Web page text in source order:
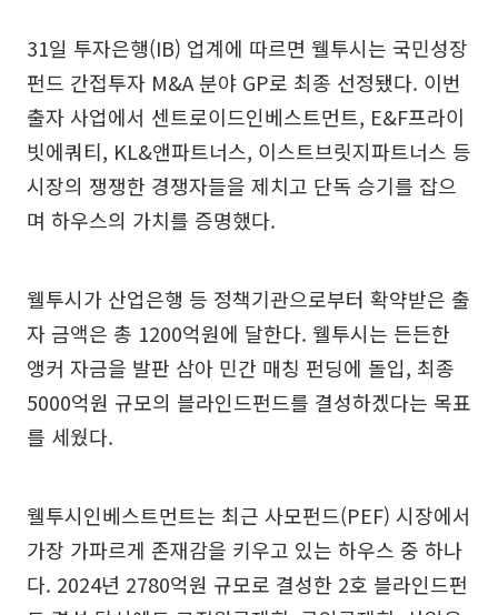
31일 투자은행(IB) 업계에 따르면 웰투시는 국민성장
펀드 간접투자 M&A 분야 GP로 최종 선정됐다. 이번
출자 사업에서 센트로이드인베스트먼트, E&F프라이
빗에쿼티, KL&앤파트너스, 이스트브릿지파트너스 등
시장의 쟁쟁한 경쟁자들을 제치고 단독 승기를 잡으
며 하우스의 가치를 증명했다.
웰투시가 산업은행 등 정책기관으로부터 확약받은 출
자 금액은 총 1200억원에 달한다. 웰투시는 든든한
앵커 자금을 발판 삼아 민간 매칭 펀딩에 돌입, 최종
5000억원 규모의 블라인드펀드를 결성하겠다는 목표
를 세웠다.
웰투시인베스트먼트는 최근 사모펀드(PEF) 시장에서
가장 가파르게 존재감을 키우고 있는 하우스 중 하나
다. 2024년 2780억원 규모로 결성한 2호 블라인드펀